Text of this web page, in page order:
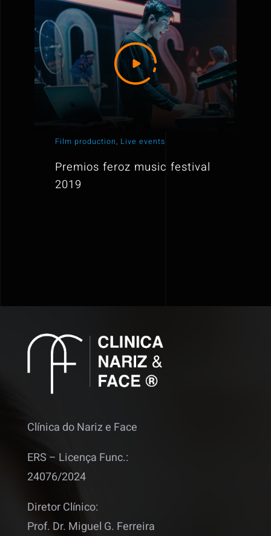
Film production, Live events
Premios feroz music festival
2019
Clínica do Nariz e Face
ERS – Licença Func.:
24076/2024
Diretor Clínico:
Prof. Dr. Miguel G. Ferreira